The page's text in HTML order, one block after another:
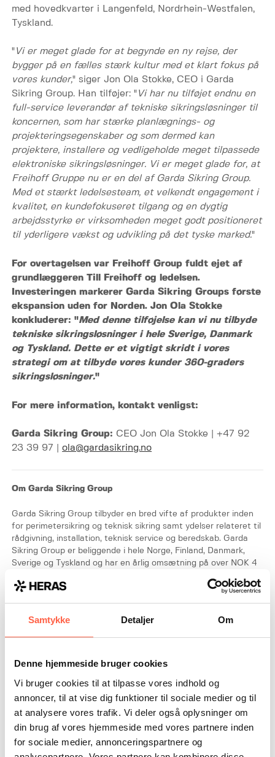
Samtykke Detaljer Om
Denne hjemmeside bruger cookies
Vi bruger cookies til at tilpasse vores indhold og
annoncer, til at vise dig funktioner til sociale medier og til
at analysere vores trafik. Vi deler også oplysninger om
din brug af vores hjemmeside med vores partnere inden
for sociale medier, annonceringspartnere og
med hovedkvarter i Langenfeld, Nordrhein-Westfalen,
Tyskland.
" Vi er meget glade for at begynde en ny rejse, der
bygger på en fælles stærk kultur med et klart fokus på
vores kunder," siger Jon Ola Stokke, CEO i Garda
Sikring Group. Han tilføjer: " Vi har nu tilføjet endnu en
full-service leverandør af tekniske sikringsløsninger til
koncernen, som har stærke planlægnings- og
projekteringsegenskaber og som dermed kan
projektere, installere og vedligeholde meget tilpassede
elektroniske sikringsløsninger. Vi er meget glade for, at
Freihoff Gruppe nu er en del af Garda Sikring Group.
Med et stærkt ledelsesteam, et velkendt engagement i
kvalitet, en kundefokuseret tilgang og en dygtig
arbejdsstyrke er virksomheden meget godt positioneret
til yderligere vækst og udvikling på det tyske marked."
Før overtagelsen var Freihoff Group fuldt ejet af
grundlæggeren Till Freihoff og ledelsen.
Investeringen markerer Garda Sikring Groups første
ekspansion uden for Norden. Jon Ola Stokke
konkluderer: "Med denne tilføjelse kan vi nu tilbyde
tekniske sikringsløsninger i hele Sverige, Danmark
og Tyskland. Dette er et vigtigt skridt i vores
strategi om at tilbyde vores kunder 360-graders
sikringsløsninger."
For mere information, kontakt venligst:
Garda Sikring Group: CEO Jon Ola Stokke | +47 92
23 39 97 |ola@gardasikring.no
Om Garda Sikring Group
Garda Sikring Group tilbyder en bred vifte af produkter inden
for perimetersikring og teknisk sikring samt ydelser relateret til
rådgivning, installation, teknisk service og beredskab. Garda
Sikring Group er beliggende i hele Norge, Finland, Danmark,
Sverige og Tyskland og har en årlig omsætning på over NOK 4
engageret og solid samarbejdspartner for vores kunder, og vi
Om Freihoff Gruppe
Freihoff Gruppe er en førende leverandør af elektroniske
Freihoff Gruppe tilbyder en omfattende portefølje, der
omfatter indbruds- og brandalarmsystemer, videoovervågning,
perimetersikring, stemmealarmsystemer og digitale
adgangskontrolsystemer samt egen alarmcentral. En full-
planlægning til installation, vedligeholdelse/reparation og 24/7